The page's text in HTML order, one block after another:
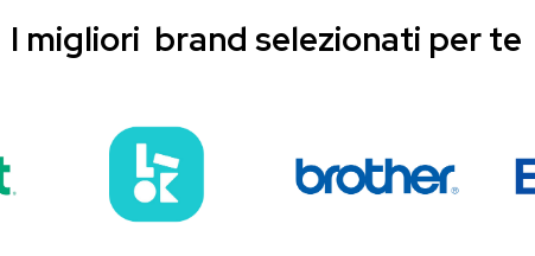
I migliori brand selezionati per te